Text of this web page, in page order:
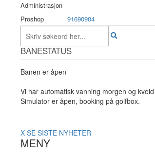
Administrasjon
Proshop
91690904
BANESTATUS
Banen er åpen
Vi har automatisk vanning morgen og
Simulator er åpen, booking på golfbox.
X SE SISTE NYHETER
MENY